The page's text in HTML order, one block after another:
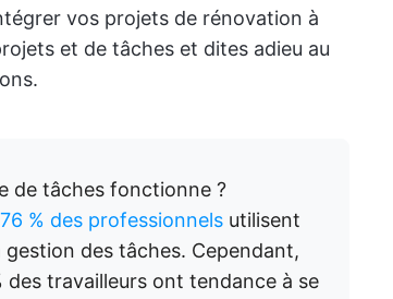
vos projets de rénovation à
et de tâches et dites adieu au
de tâches fonctionne ?
76 % des professionnels utilisent
des tâches. Cependant,
travailleurs ont tendance à se